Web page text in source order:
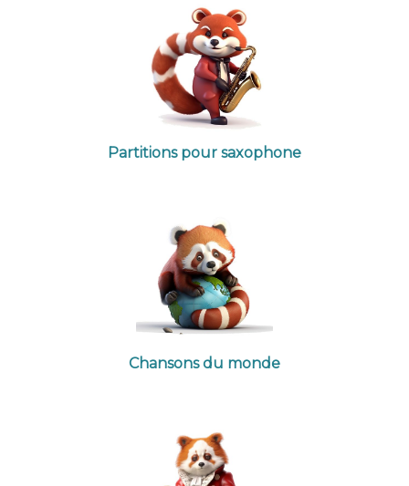
Partitions pour saxophone
Chansons du monde